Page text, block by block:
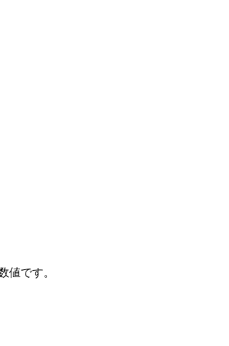
値です。